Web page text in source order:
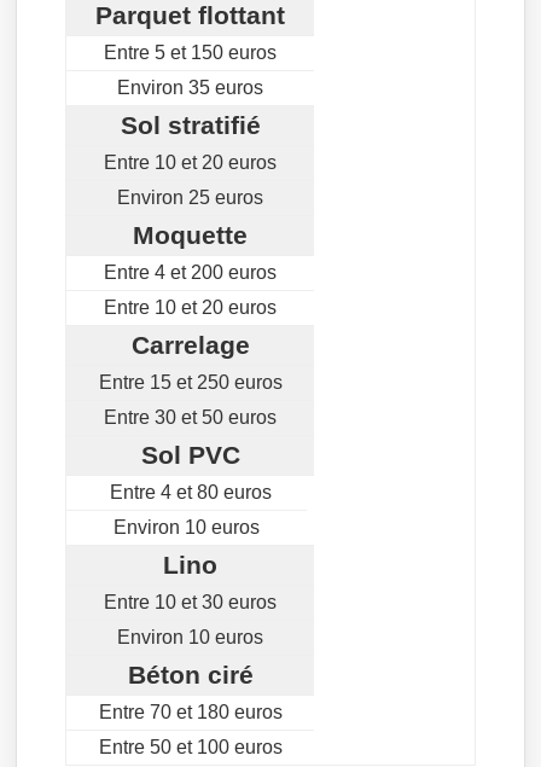
Parquet flottant
Entre 5 et 150 euros
Environ 35 euros
Sol stratifié
Entre 10 et 20 euros
Environ 25 euros
Moquette
Entre 4 et 200 euros
Entre 10 et 20 euros
Carrelage
Entre 15 et 250 euros
Entre 30 et 50 euros
Sol PVC
Entre 4 et 80 euros
Environ 10 euros
Lino
Entre 10 et 30 euros
Environ 10 euros
Béton ciré
Entre 70 et 180 euros
Entre 50 et 100 euros